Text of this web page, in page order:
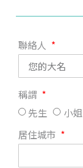
聯絡人
稱謂
先生
小姐
居住城市